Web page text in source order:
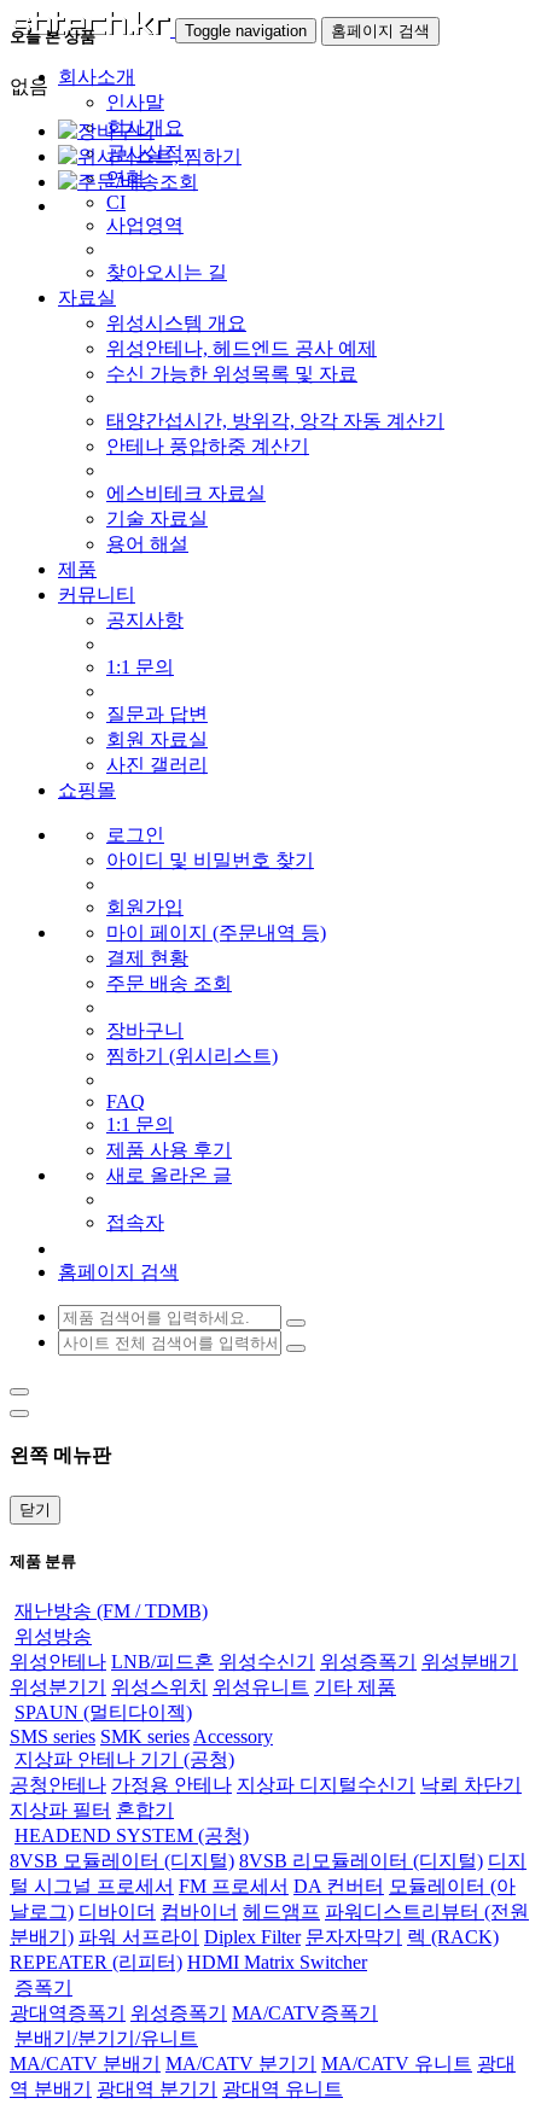
Toggle navigation 홈페이지 검색
회사소개
인사말
회사개요
공사실적
연혁
CI
사업영역
찾아오시는 길
자료실
위성시스템 개요
위성안테나, 헤드엔드 공사 예제
수신 가능한 위성목록 및 자료
태양간섭시간, 방위각, 앙각 자동 계산기
안테나 풍압하중 계산기
에스비테크 자료실
기술 자료실
용어 해설
제품
커뮤니티
공지사항
1:1 문의
질문과 답변
회원 자료실
사진 갤러리
쇼핑몰
로그인
아이디 및 비밀번호 찾기
회원가입
마이 페이지 (주문내역 등)
결제 현황
주문 배송 조회
장바구니
찜하기 (위시리스트)
FAQ
1:1 문의
제품 사용 후기
새로 올라온 글
접속자
홈페이지 검색
왼쪽 메뉴판
닫기
제품 분류
재난방송 (FM / TDMB)
위성방송
위성안테나 LNB/피드혼 위성수신기 위성증폭기
위성분배기
위성분기기
위성스위치 위성유니트 기타 제품
SPAUN (멀티다이젝)
SMS series SMK series Accessory
지상파 안테나 기기 (공청)
공청안테나 가정용 안테나 지상파 디지털수신기
낙뢰 차단기
지상파 필터 혼합기
HEADEND SYSTEM (공청)
8VSB 모듈레이터 (디지털) 8VSB 리모듈레이터 (디지털) 디지
털 시그널 프로세서 FM 프로세서 DA 컨버터 모듈레이터 (아
날로그) 디바이더 컴바이너 헤드앰프 파워디스트리뷰터 (전원
분배기) 파워 서프라이 Diplex Filter 문자자막기
렉 (RACK)
REPEATER (리피터) HDMI Matrix Switcher
증폭기
광대역증폭기
위성증폭기
MA/CATV증폭기
분배기/분기기/유니트
MA/CATV 분배기
MA/CATV 분기기 MA/CATV 유니트 광대
역 분배기
광대역 분기기
광대역 유니트
오늘 본 상품
없음